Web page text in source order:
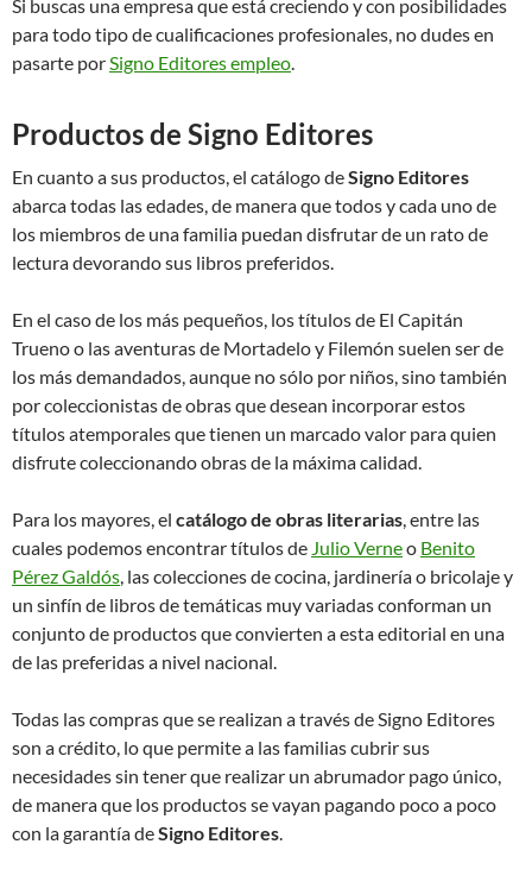
Si buscas una empresa que está creciendo y con posibilidades
para todo tipo de cualificaciones profesionales, no dudes en
pasarte porSigno Editores empleo.
Productos de Signo Editores
En cuanto a sus productos, el catálogo deSigno Editores
abarca todas las edades, de manera que todos y cada uno de
los miembros de una familia puedan disfrutar de un rato de
lectura devorando sus libros preferidos.
En el caso de los más pequeños, los títulos de El Capitán
Trueno o las aventuras de Mortadelo y Filemón suelen ser de
los más demandados, aunque no sólo por niños, sino también
por coleccionistas de obras que desean incorporar estos
títulos atemporales que tienen un marcado valor para quien
disfrute coleccionando obras de la máxima calidad.
Para los mayores, el catálogo de obras literarias, entre las
cuales podemos encontrar títulos de Julio Verneo Benito
Pérez Galdós, las colecciones de cocina, jardinería o bricolaje y
un sinfín de libros de temáticas muy variadas conforman un
conjunto de productos que convierten a esta editorial en una
de las preferidas a nivel nacional.
Todas las compras que se realizan a través de Signo Editores
son a crédito, lo que permite a las familias cubrir sus
necesidades sin tener que realizar un abrumador pago único,
de manera que los productos se vayan pagando poco a poco
con la garantía deSigno Editores.